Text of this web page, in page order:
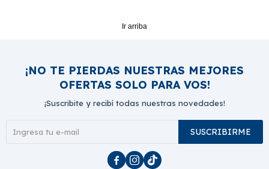
350$ 350 $ 296$ 296